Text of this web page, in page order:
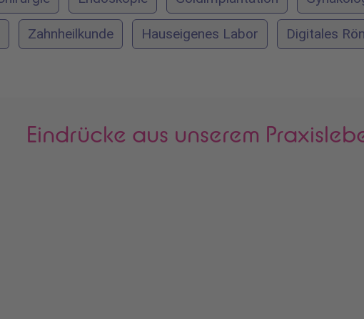
Zahnheilkunde Hauseigenes Labor Digitales
Eindrücke aus unserem